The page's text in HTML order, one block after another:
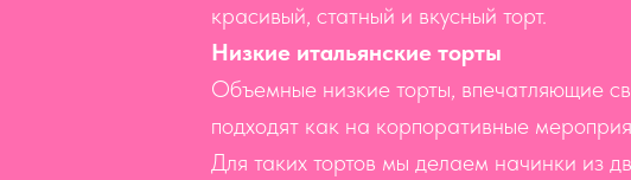
красивый, статный и вкусный торт.
Низкие итальянские торты
Объемные низкие торты, впечатляющие
подходят как на корпоративные
Для таких тортов мы делаем начинки из